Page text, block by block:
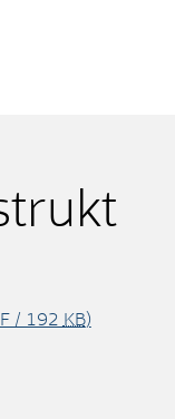
/ 192 KB)